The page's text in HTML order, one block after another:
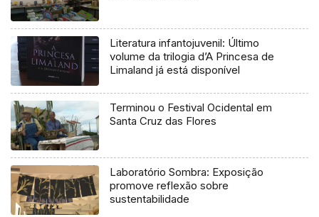
Literatura infantojuvenil: Último
volume da trilogia d’A Princesa de
Limaland já está disponível
Terminou o Festival Ocidental em
Santa Cruz das Flores
Laboratório Sombra: Exposição
promove reflexão sobre
sustentabilidade